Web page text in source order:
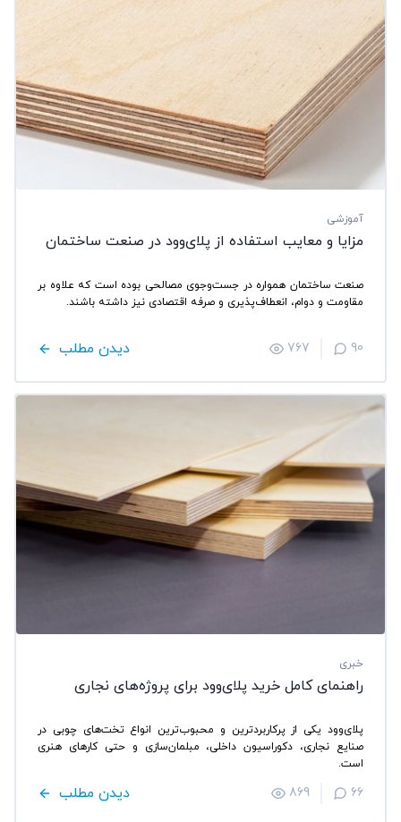
آموزشی
مزایا و معایب استفاده از پلای‌وود در صنعت ساختمان
صنعت ساختمان همواره در جست‌وجوی مصالحی بوده است که علاوه بر
مقاومت و دوام، انعطاف‌پذیری و صرفه اقتصادی نیز داشته باشند.
دیدن مطلب 767 90
خبری
راهنمای کامل خرید پلای‌وود برای پروژه‌های نجاری
پلای‌وود یکی از پرکاربردترین و محبوب‌ترین انواع تخت‌های چوبی در
صنایع نجاری، دکوراسیون داخلی، مبلمان‌سازی و حتی کارهای هنری
است.
دیدن مطلب 869 66